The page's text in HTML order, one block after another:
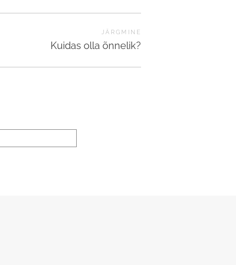
JÄRGMINE
Kuidas olla õnnelik?